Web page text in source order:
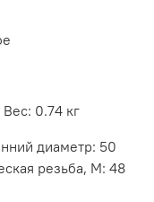
0.74 кг
диаметр: 50
резьба, М: 48